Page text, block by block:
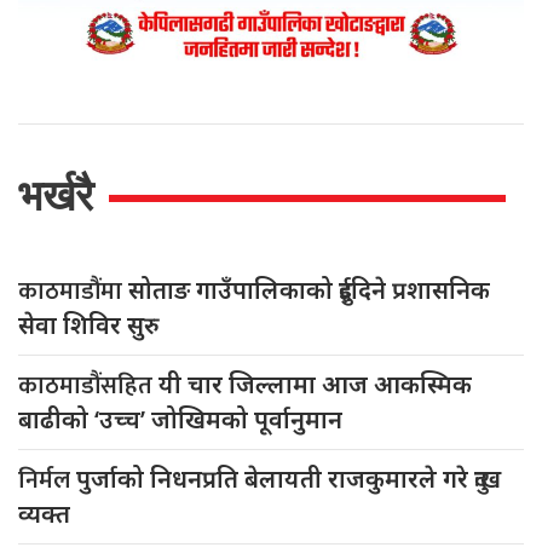
भर्खरै
काठमाडौंमासोताङ गाउँपालिकाको दुईदिने प्रशासनिक
सेवा शिविर सुरु
काठमाडौंसहितयी चार जिल्लामा आज आकस्मिक
बाढीको ‘उच्च’ जोखिमको पूर्वानुमान
निर्मलपुर्जाको निधनप्रति बेलायती राजकुमारले गरे दुःख
व्यक्त